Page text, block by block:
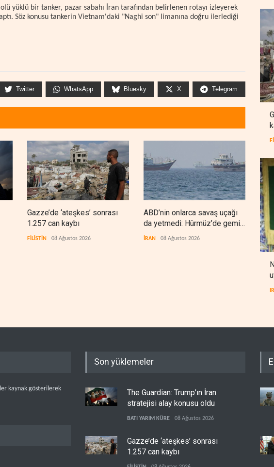
yüklü bir tanker, pazar sabahı İran tarafından belirlenen rotayı izleyerek
Söz konusu tankerin Vietnam'daki "Naghi son" limanına doğru ilerlediği
Twitter WhatsApp Bluesky X Telegram
Gazze’de ‘ateşkes’ sonrası
1.257 can kaybı
FİLİSTİN 08 Ağustos 2026
ABD’nin onlarca savaş uçağı
da yetmedi: Hürmüz’de gemi
vuruldu
İRAN 08 Ağustos 2026 IRAK
kaynak gösterilerek
Son yüklemeler
The Guardian: Trump’ın İran
stratejisi alay konusu oldu
BATI YARIM KÜRE 08 Ağustos 2026
Gazze’de ‘ateşkes’ sonrası
1.257 can kaybı